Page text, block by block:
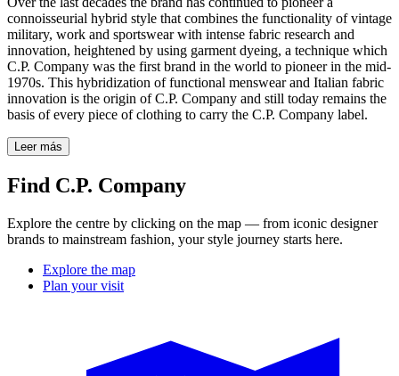
connoisseurial hybrid style that combines the functionality of vintage
military, work and sportswear with intense fabric research and
innovation, heightened by using garment dyeing, a technique which
C.P. Company was the first brand in the world to pioneer in the mid-
1970s. This hybridization of functional menswear and Italian fabric
innovation is the origin of C.P. Company and still today remains the
basis of every piece of clothing to carry the C.P. Company label.
Leer más
Find C.P. Company
Explore the centre by clicking on the map — from iconic designer
brands to mainstream fashion, your style journey starts here.
Explore the map
Plan your visit